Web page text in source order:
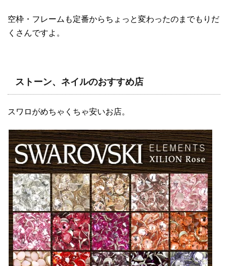
空枠・フレームも定番からちょっと変わったのまでもりだ
くさんですよ。
ストーン、ネイルのおすすめ店
スワロがめちゃくちゃ安いお店。